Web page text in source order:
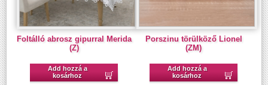
Foltálló abrosz gipurral Merida
(Z)
Add hozzá a
kosárhoz
Porszinu törülköző Lionel
(ZM)
Add hozzá a
kosárhoz